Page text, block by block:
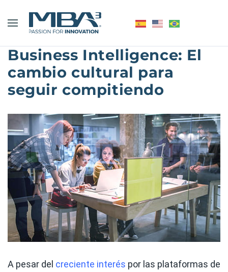
Business Intelligence: El
cambio cultural para
seguir compitiendo
A pesar del creciente interés por las plataformas de